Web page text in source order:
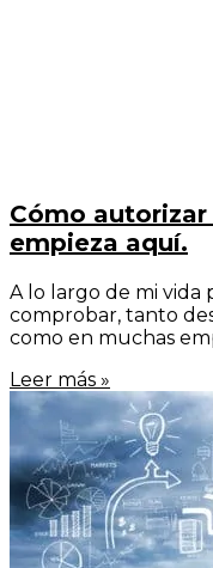
Cómo
empieza aquí.
A lo largo de mi vida
comprobar, tanto
como en muchas
Leer más »